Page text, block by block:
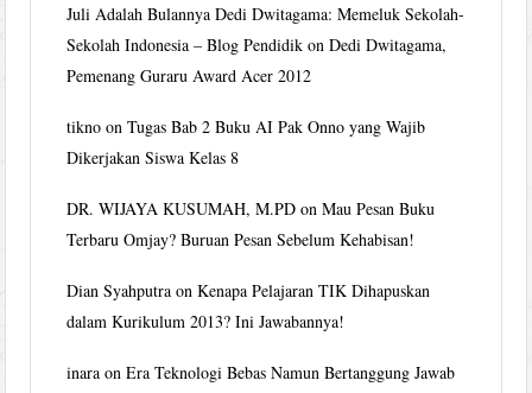
Juli Adalah Bulannya Dedi Dwitagama: Memeluk Sekolah-
Sekolah Indonesia – Blog Pendidik onDedi Dwitagama,
Pemenang Guraru Award Acer 2012
tikno onTugas Bab 2 Buku AI Pak Onno yang Wajib
Dikerjakan Siswa Kelas 8
DR. WIJAYA KUSUMAH, M.PD onMau Pesan Buku
Terbaru Omjay? Buruan Pesan Sebelum Kehabisan!
Dian Syahputra onKenapa Pelajaran TIK Dihapuskan
dalam Kurikulum 2013? Ini Jawabannya!
inara onEra Teknologi Bebas Namun Bertanggung Jawab